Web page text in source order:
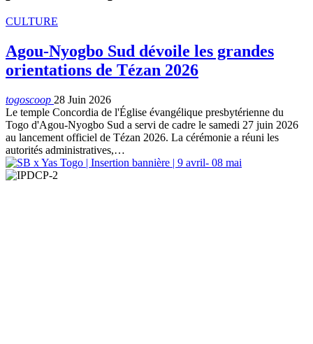
CULTURE
Agou-Nyogbo Sud dévoile les grandes
orientations de Tézan 2026
togoscoop 28 Juin 2026
Le temple Concordia de l'Église évangélique presbytérienne du
Togo d'Agou-Nyogbo Sud a servi de cadre le samedi 27 juin 2026
au lancement officiel de Tézan 2026. La cérémonie a réuni les
autorités administratives,…